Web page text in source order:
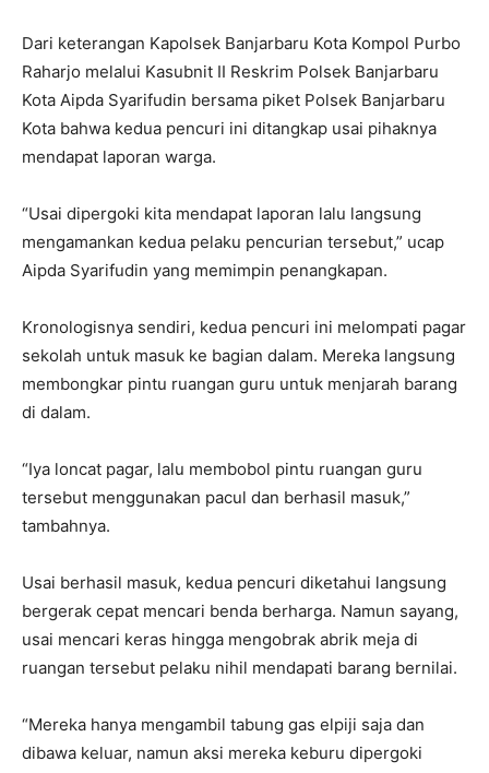
Dari keterangan Kapolsek Banjarbaru Kota Kompol Purbo
Raharjo melalui Kasubnit II Reskrim Polsek Banjarbaru
Kota Aipda Syarifudin bersama piket Polsek Banjarbaru
Kota bahwa kedua pencuri ini ditangkap usai pihaknya
mendapat laporan warga.
“Usai dipergoki kita mendapat laporan lalu langsung
mengamankan kedua pelaku pencurian tersebut,” ucap
Aipda Syarifudin yang memimpin penangkapan.
Kronologisnya sendiri, kedua pencuri ini melompati pagar
sekolah untuk masuk ke bagian dalam. Mereka langsung
membongkar pintu ruangan guru untuk menjarah barang
di dalam.
“Iya loncat pagar, lalu membobol pintu ruangan guru
tersebut menggunakan pacul dan berhasil masuk,”
tambahnya.
Usai berhasil masuk, kedua pencuri diketahui langsung
bergerak cepat mencari benda berharga. Namun sayang,
usai mencari keras hingga mengobrak abrik meja di
ruangan tersebut pelaku nihil mendapati barang bernilai.
“Mereka hanya mengambil tabung gas elpiji saja dan
dibawa keluar, namun aksi mereka keburu dipergoki